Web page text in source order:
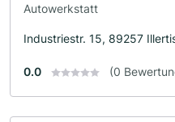
Autowerkstatt
Industriestr. 15, 89257
0.0 (0